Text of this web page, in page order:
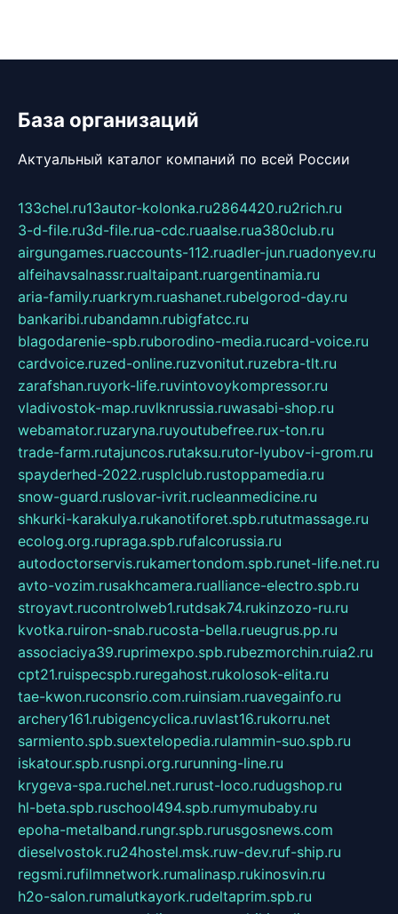
База организаций
Актуальный каталог компаний по всей России
133chel.ru13autor-kolonka.ru2864420.ru2rich.ru
3-d-file.ru3d-file.rua-cdc.ruaalse.rua380club.ru
airgungames.ruaccounts-112.ruadler-jun.ruadonyev.ru
alfeihavsalnassr.rualtaipant.ruargentinamia.ru
aria-family.ruarkrym.ruashanet.rubelgorod-day.ru
bankaribi.rubandamn.rubigfatcc.ru
blagodarenie-spb.ruborodino-media.rucard-voice.ru
cardvoice.ruzed-online.ruzvonitut.ruzebra-tlt.ru
zarafshan.ruyork-life.ruvintovoykompressor.ru
vladivostok-map.ruvlknrussia.ruwasabi-shop.ru
webamator.ruzaryna.ruyoutubefree.rux-ton.ru
trade-farm.rutajuncos.rutaksu.rutor-lyubov-i-grom.ru
spayderhed-2022.rusplclub.rustoppamedia.ru
snow-guard.ruslovar-ivrit.rucleanmedicine.ru
shkurki-karakulya.rukanotiforet.spb.rututmassage.ru
ecolog.org.rupraga.spb.rufalcorussia.ru
autodoctorservis.rukamertondom.spb.runet-life.net.ru
avto-vozim.rusakhcamera.rualliance-electro.spb.ru
stroyavt.rucontrolweb1.rutdsak74.rukinzozo-ru.ru
kvotka.ruiron-snab.rucosta-bella.rueugrus.pp.ru
associaciya39.ruprimexpo.spb.rubezmorchin.ruia2.ru
cpt21.ruispecspb.ruregahost.rukolosok-elita.ru
tae-kwon.ruconsrio.com.ruinsiam.ruavegainfo.ru
archery161.rubigencyclica.ruvlast16.rukorru.net
sarmiento.spb.suextelopedia.rulammin-suo.spb.ru
iskatour.spb.rusnpi.org.rurunning-line.ru
krygeva-spa.ruchel.net.rurust-loco.rudugshop.ru
hl-beta.spb.ruschool494.spb.rumymubaby.ru
epoha-metalband.rungr.spb.rurusgosnews.com
dieselvostok.ru24hostel.msk.ruw-dev.ruf-ship.ru
regsmi.rufilmnetwork.rumalinasp.rukinosvin.ru
h2o-salon.rumalutkayork.rudeltaprim.spb.ru